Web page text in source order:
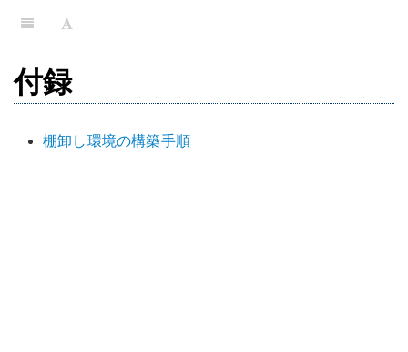
付録
棚卸し環境の構築手順